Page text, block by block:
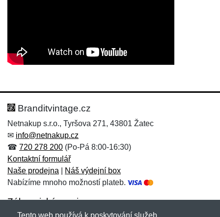
Hodnocení:
Jméno: *
Jméno:
E-mail:*
Branditvintage.cz
Netnakup s.r.o., Tyršova 271, 43801 Žatec
✉ info@netnakup.cz
☎ 720 278 200 (Po-Pá 8:00-16:30)
Kontaktní formulář
Naše prodejna
Náš výdejní box
Nabízíme mnoho možností plateb.
Zákaznický servis
Tento web používá k poskytování služeb,